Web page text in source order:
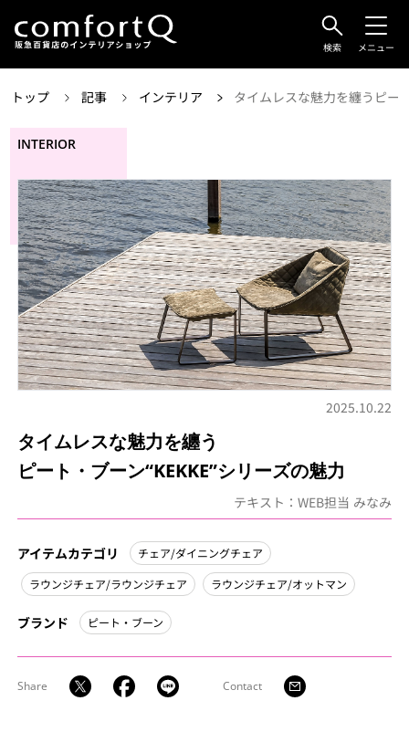
検索 メニュー
トップ 記事 インテリア タイムレスな魅力を纏うピー
INTERIOR
2025.10.22
タイムレスな魅力を纏う
ピート・ブーン“KEKKE”シリーズの魅力
テキスト：WEB担当 みなみ
アイテムカテゴリ
チェア/ダイニングチェア
ラウンジチェア/ラウンジチェア
ラウンジチェア/オットマン
ブランド ピート・ブーン
Share Contact